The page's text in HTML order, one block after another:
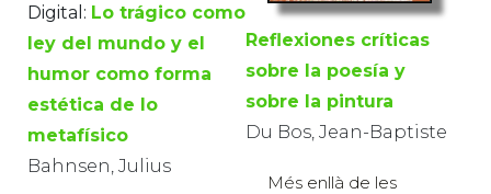
Digital: Lo trágico como
ley del mundo y el
humor como forma
estética de lo
metafísico
Bahnsen, Julius
Reflexiones críticas
sobre la poesía y
sobre la pintura
Du Bos, Jean-Baptiste
Més enllà de les